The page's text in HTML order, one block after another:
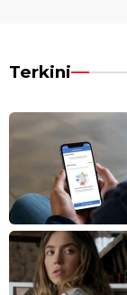
Terkini